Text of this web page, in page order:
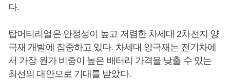
다.
탑머티리얼은 안정성이 높고 저렴한 차세대 2차전지 양
극재 개발에 집중하고 있다. 차세대 양극재는 전기차에
서 가장 원가 비중이 높은 배터리 가격을 낮출 수 있는
최선의 대안으로 기대를 받았다.